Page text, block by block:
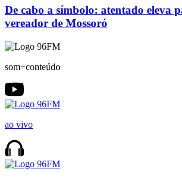
De cabo a símbolo: atentado eleva
vereador de Mossoró
som+conteúdo
ao vivo